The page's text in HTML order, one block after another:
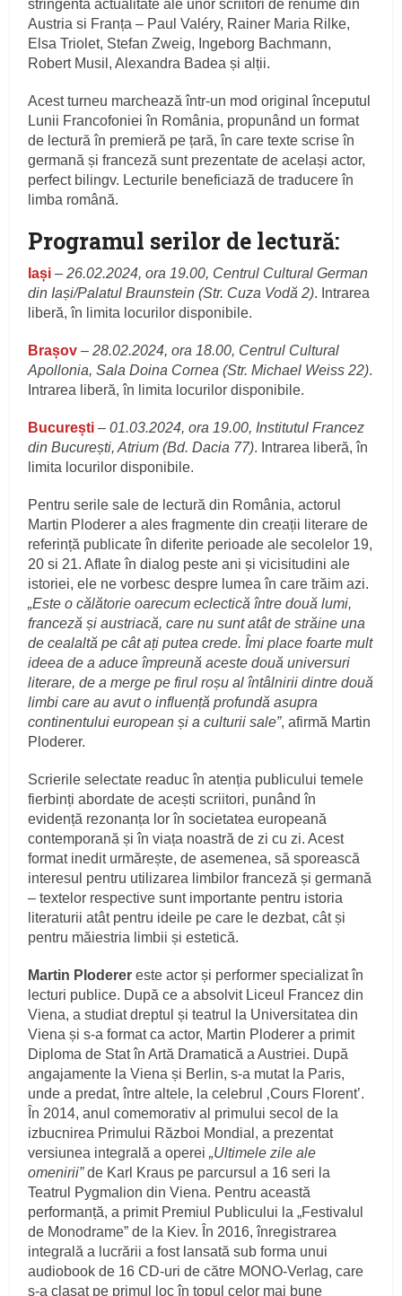
stringentă actualitate ale unor scriitori de renume din
Austria si Franța – Paul Valéry, Rainer Maria Rilke,
Elsa Triolet, Stefan Zweig, Ingeborg Bachmann,
Robert Musil, Alexandra Badea și alții.
Acest turneu marchează într-un mod original începutul
Lunii Francofoniei în România, propunând un format
de lectură în premieră pe țară, în care texte scrise în
germană și franceză sunt prezentate de același actor,
perfect bilingv. Lecturile beneficiază de traducere în
limba română.
Programul serilor de lectură:
Iași –26.02.2024, ora 19.00, Centrul Cultural German
din Iași/Palatul Braunstein (Str. Cuza Vodă 2). Intrarea
liberă, în limita locurilor disponibile.
Brașov –28.02.2024, ora 18.00, Centrul Cultural
Apollonia, Sala Doina Cornea (Str. Michael Weiss 22).
Intrarea liberă, în limita locurilor disponibile.
București –01.03.2024, ora 19.00, Institutul Francez
din București, Atrium (Bd. Dacia 77). Intrarea liberă, în
limita locurilor disponibile.
Pentru serile sale de lectură din România, actorul
Martin Ploderer a ales fragmente din creații literare de
referință publicate în diferite perioade ale secolelor 19,
20 si 21. Aflate în dialog peste ani și vicisitudini ale
istoriei, ele ne vorbesc despre lumea în care trăim azi.
„Este o călătorie oarecum eclectică între două lumi,
franceză și austriacă, care nu sunt atât de străine una
de cealaltă pe cât ați putea crede. Îmi place foarte mult
ideea de a aduce împreună aceste două universuri
literare, de a merge pe firul roșu al întâlnirii dintre două
limbi care au avut o influență profundă asupra
continentului european și a culturii sale”, afirmă Martin
Ploderer.
Scrierile selectate readuc în atenția publicului temele
fierbinți abordate de acești scriitori, punând în
evidență rezonanța lor în societatea europeană
contemporană și în viața noastră de zi cu zi. Acest
format inedit urmărește, de asemenea, să sporească
interesul pentru utilizarea limbilor franceză și germană
– textelor respective sunt importante pentru istoria
literaturii atât pentru ideile pe care le dezbat, cât și
pentru măiestria limbii și estetică.
Martin Ploderer este actor și performer specializat în
lecturi publice. După ce a absolvit Liceul Francez din
Viena, a studiat dreptul și teatrul la Universitatea din
Viena și s-a format ca actor, Martin Ploderer a primit
Diploma de Stat în Artă Dramatică a Austriei. După
angajamente la Viena și Berlin, s-a mutat la Paris,
unde a predat, între altele, la celebrul ‚Cours Florent’.
În 2014, anul comemorativ al primului secol de la
izbucnirea Primului Război Mondial, a prezentat
versiunea integrală a operei„Ultimele zile ale
omenirii”de Karl Kraus pe parcursul a 16 seri la
Teatrul Pygmalion din Viena. Pentru această
performanță, a primit Premiul Publicului la „Festivalul
de Monodrame” de la Kiev. În 2016, înregistrarea
integrală a lucrării a fost lansată sub forma unui
audiobook de 16 CD-uri de către MONO-Verlag, care
s-a clasat pe primul loc în topul celor mai bune